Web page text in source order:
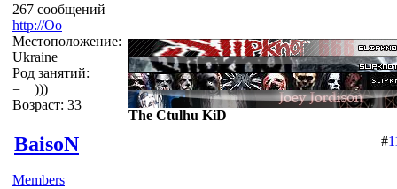
267 сообщений
http://Оо
Местоположение:
Ukraine
Род занятий:
=__)))
Возраст: 33
The Ctulhu KiD
BaisoN
Members
#